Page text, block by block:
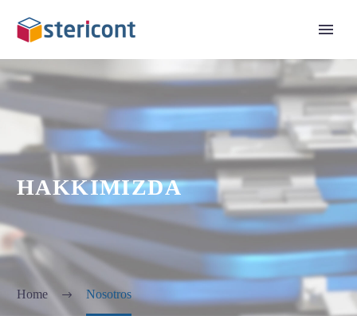
HAKKIMIZDA
Home Nosotros